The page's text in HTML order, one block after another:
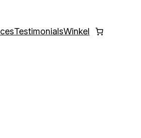
TestimonialsWinkel